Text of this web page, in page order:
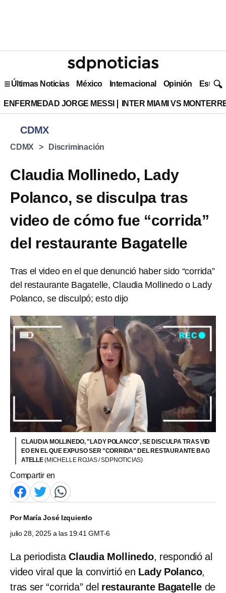
Últimas Noticias México Internacional Opinión Estilo
ENFERMEDAD JORGE MESSI INTER MIAMI VS
CDMX
CDMX Discriminación
Claudia Mollinedo, Lady
Polanco, se disculpa tras
video de cómo fue “corrida”
del restaurante Bagatelle
Tras el video en el que denunció haber sido “corrida”
del restaurante Bagatelle, Claudia Mollinedo o Lady
Polanco, se disculpó; esto dijo
CLAUDIA MOLLINEDO, "LADY POLANCO", SE DISCULPA TRAS VID
EO EN EL QUE EXPUSO SER "CORRIDA" DEL RESTAURANTE BAG
ATELLE(MICHELLE ROJAS / SDPNOTICIAS)
Compartir en
PorMaría José Izquierdo
julio 28, 2025 a las 19:41 GMT-6
La periodistaClaudia Mollinedo, respondió al
video viral que la convirtió en Lady Polanco,
tras ser “corrida” del restaurante Bagatelle de